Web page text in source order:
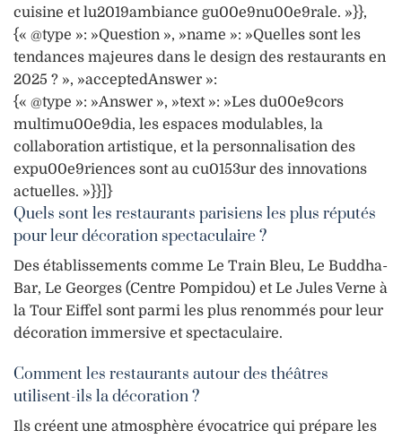
cuisine et lu2019ambiance gu00e9nu00e9rale. »}},
{« @type »: »Question », »name »: »Quelles sont les
tendances majeures dans le design des restaurants en
2025 ? », »acceptedAnswer »:
{« @type »: »Answer », »text »: »Les du00e9cors
multimu00e9dia, les espaces modulables, la
collaboration artistique, et la personnalisation des
expu00e9riences sont au cu0153ur des innovations
actuelles. »}}]}
Quels sont les restaurants parisiens les plus réputés
pour leur décoration spectaculaire ?
Des établissements comme Le Train Bleu, Le Buddha-
Bar, Le Georges (Centre Pompidou) et Le Jules Verne à
la Tour Eiffel sont parmi les plus renommés pour leur
décoration immersive et spectaculaire.
Comment les restaurants autour des théâtres
utilisent-ils la décoration ?
Ils créent une atmosphère évocatrice qui prépare les